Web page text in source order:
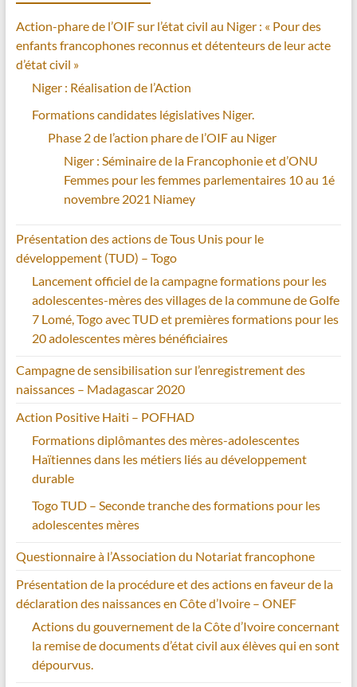
Action-phare de l’OIF sur l’état civil au Niger : « Pour des
enfants francophones reconnus et détenteurs de leur acte
d’état civil »
Niger : Réalisation de l’Action
Formations candidates législatives Niger.
Phase 2 de l’action phare de l’OIF au Niger
Niger : Séminaire de la Francophonie et d’ONU
Femmes pour les femmes parlementaires 10 au 1é
novembre 2021 Niamey
Présentation des actions de Tous Unis pour le
développement (TUD) – Togo
Lancement officiel de la campagne formations pour les
adolescentes-mères des villages de la commune de Golfe
7 Lomé, Togo avec TUD et premières formations pour les
20 adolescentes mères bénéficiaires
Campagne de sensibilisation sur l’enregistrement des
naissances – Madagascar 2020
Action Positive Haiti – POFHAD
Formations diplômantes des mères-adolescentes
Haïtiennes dans les métiers liés au développement
durable
Togo TUD – Seconde tranche des formations pour les
adolescentes mères
Questionnaire à l’Association du Notariat francophone
Présentation de la procédure et des actions en faveur de la
déclaration des naissances en Côte d’Ivoire – ONEF
Actions du gouvernement de la Côte d’Ivoire concernant
la remise de documents d’état civil aux élèves qui en sont
dépourvus.